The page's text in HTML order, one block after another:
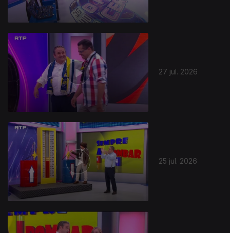
27 jul. 2026
25 jul. 2026
944385